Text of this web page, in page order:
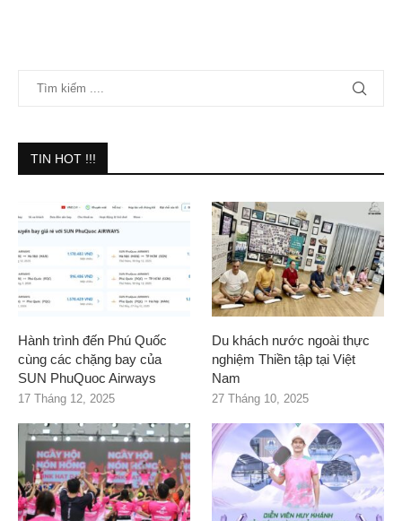
TIN HOT !!!
Hành trình đến Phú Quốc
cùng các chặng bay của
SUN PhuQuoc Airways
17 Tháng 12, 2025
Du khách nước ngoài thực
nghiệm Thiền tập tại Việt
Nam
27 Tháng 10, 2025